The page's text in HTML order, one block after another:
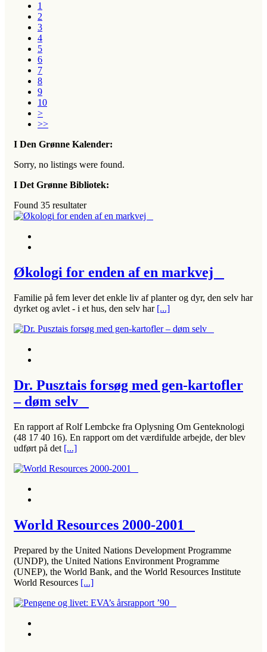
1
2
3
4
5
6
7
8
9
10
>
>>
I Den Grønne Kalender:
Sorry, no listings were found.
I Det Grønne Bibliotek:
Found 35 resultater
Økologi for enden af en markvej
Familie på fem lever det enkle liv af planter og dyr, den selv har
dyrket og avlet - i et hus, den selv har [...]
Dr. Pusztais forsøg med gen-kartofler
– døm selv
En rapport af Rolf Lembcke fra Oplysning Om Genteknologi
(48 17 40 16). En rapport om det værdifulde arbejde, der blev
udført på det [...]
World Resources 2000-2001
Prepared by the United Nations Development Programme
(UNDP), the United Nations Environment Programme
(UNEP), the World Bank, and the World Resources Institute
World Resources [...]